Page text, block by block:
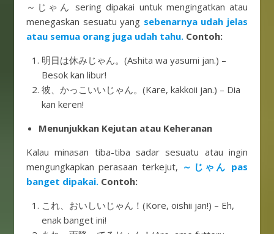
～じゃん sering dipakai untuk mengingatkan atau
menegaskan sesuatu yang sebenarnya udah jelas
atau semua orang juga udah tahu. Contoh:
明日は休みじゃん。(Ashita wa yasumi jan.) –
Besok kan libur!
彼、かっこいいじゃん。(Kare, kakkoii jan.) – Dia
kan keren!
Menunjukkan Kejutan atau Keheranan
Kalau minasan tiba-tiba sadar sesuatu atau ingin
mengungkapkan perasaan terkejut, ～じゃん pas
banget dipakai. Contoh:
これ、おいしいじゃん！(Kore, oishii jan!) – Eh,
enak banget ini!